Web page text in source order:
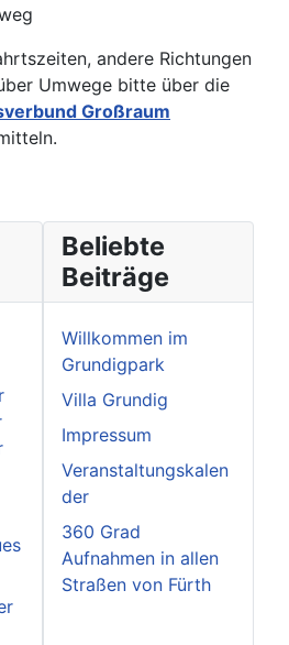
andere Richtungen
Umwege bitte über die
Großraum
Beliebte
Beiträge
Willkommen im
Grundigpark
Villa Grundig
Impressum
Veranstaltungskalen
der
360 Grad
Aufnahmen in allen
Straßen von Fürth